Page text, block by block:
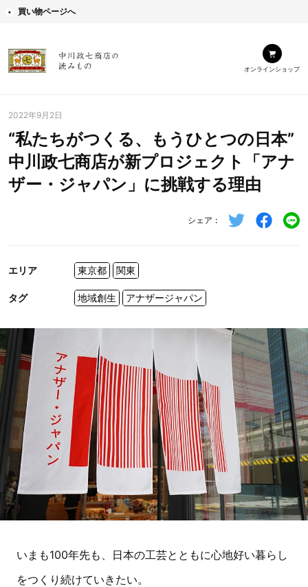
買い物ページへ
オンラインショップ
2022年9月2日
“私たちがつくる、もうひとつの日本”
中川政七商店が新プロジェクト「アナ
ザー・ジャパン」に挑戦する理由
シェア
エリア 東京都 関東
タグ 地域創生 アナザージャパン
いまも100年先も、日本の工芸とともに心地好い暮らし
をつくり続けていきたい。